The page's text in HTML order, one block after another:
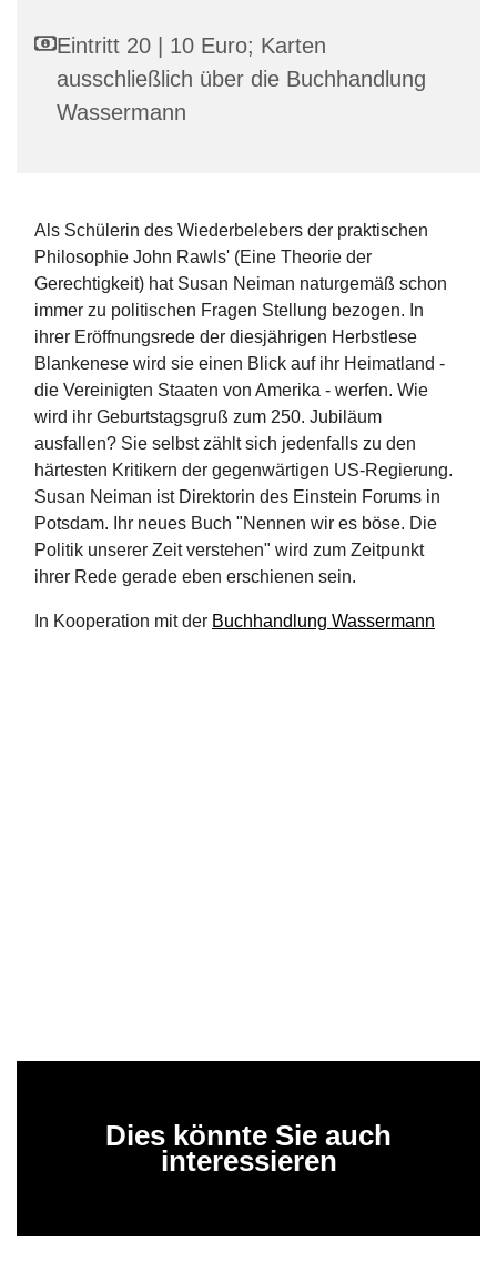
Eintritt 20 | 10 Euro; Karten
ausschließlich über die Buchhandlung
Wassermann
Als Schülerin des Wiederbelebers der praktischen
Philosophie John Rawls' (Eine Theorie der
Gerechtigkeit) hat Susan Neiman naturgemäß schon
immer zu politischen Fragen Stellung bezogen. In
ihrer Eröffnungsrede der diesjährigen Herbstlese
Blankenese wird sie einen Blick auf ihr Heimatland -
die Vereinigten Staaten von Amerika - werfen. Wie
wird ihr Geburtstagsgruß zum 250. Jubiläum
ausfallen? Sie selbst zählt sich jedenfalls zu den
härtesten Kritikern der gegenwärtigen US-Regierung.
Susan Neiman ist Direktorin des Einstein Forums in
Potsdam. Ihr neues Buch "Nennen wir es böse. Die
Politik unserer Zeit verstehen" wird zum Zeitpunkt
ihrer Rede gerade eben erschienen sein.
In Kooperation mit der Buchhandlung Wassermann
Dies könnte Sie auch
interessieren